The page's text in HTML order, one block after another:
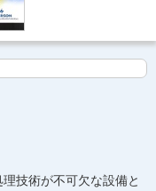
技術が不可欠な設備と